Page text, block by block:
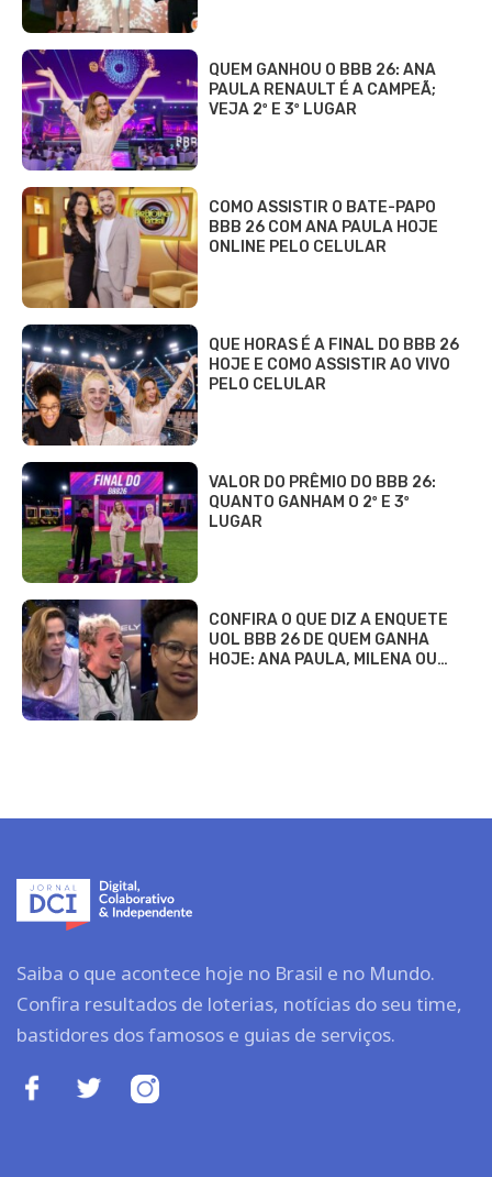
QUEM GANHOU O BBB 26: ANA
PAULA RENAULT É A CAMPEÃ;
VEJA 2º E 3º LUGAR
COMO ASSISTIR O BATE-PAPO
BBB 26 COM ANA PAULA HOJE
ONLINE PELO CELULAR
QUE HORAS É A FINAL DO BBB 26
HOJE E COMO ASSISTIR AO VIVO
PELO CELULAR
VALOR DO PRÊMIO DO BBB 26:
QUANTO GANHAM O 2º E 3º
LUGAR
CONFIRA O QUE DIZ A ENQUETE
UOL BBB 26 DE QUEM GANHA
HOJE: ANA PAULA, MILENA OU…
Saiba o que acontece hoje no Brasil e no Mundo.
Confira resultados de loterias, notícias do seu time,
bastidores dos famosos e guias de serviços.